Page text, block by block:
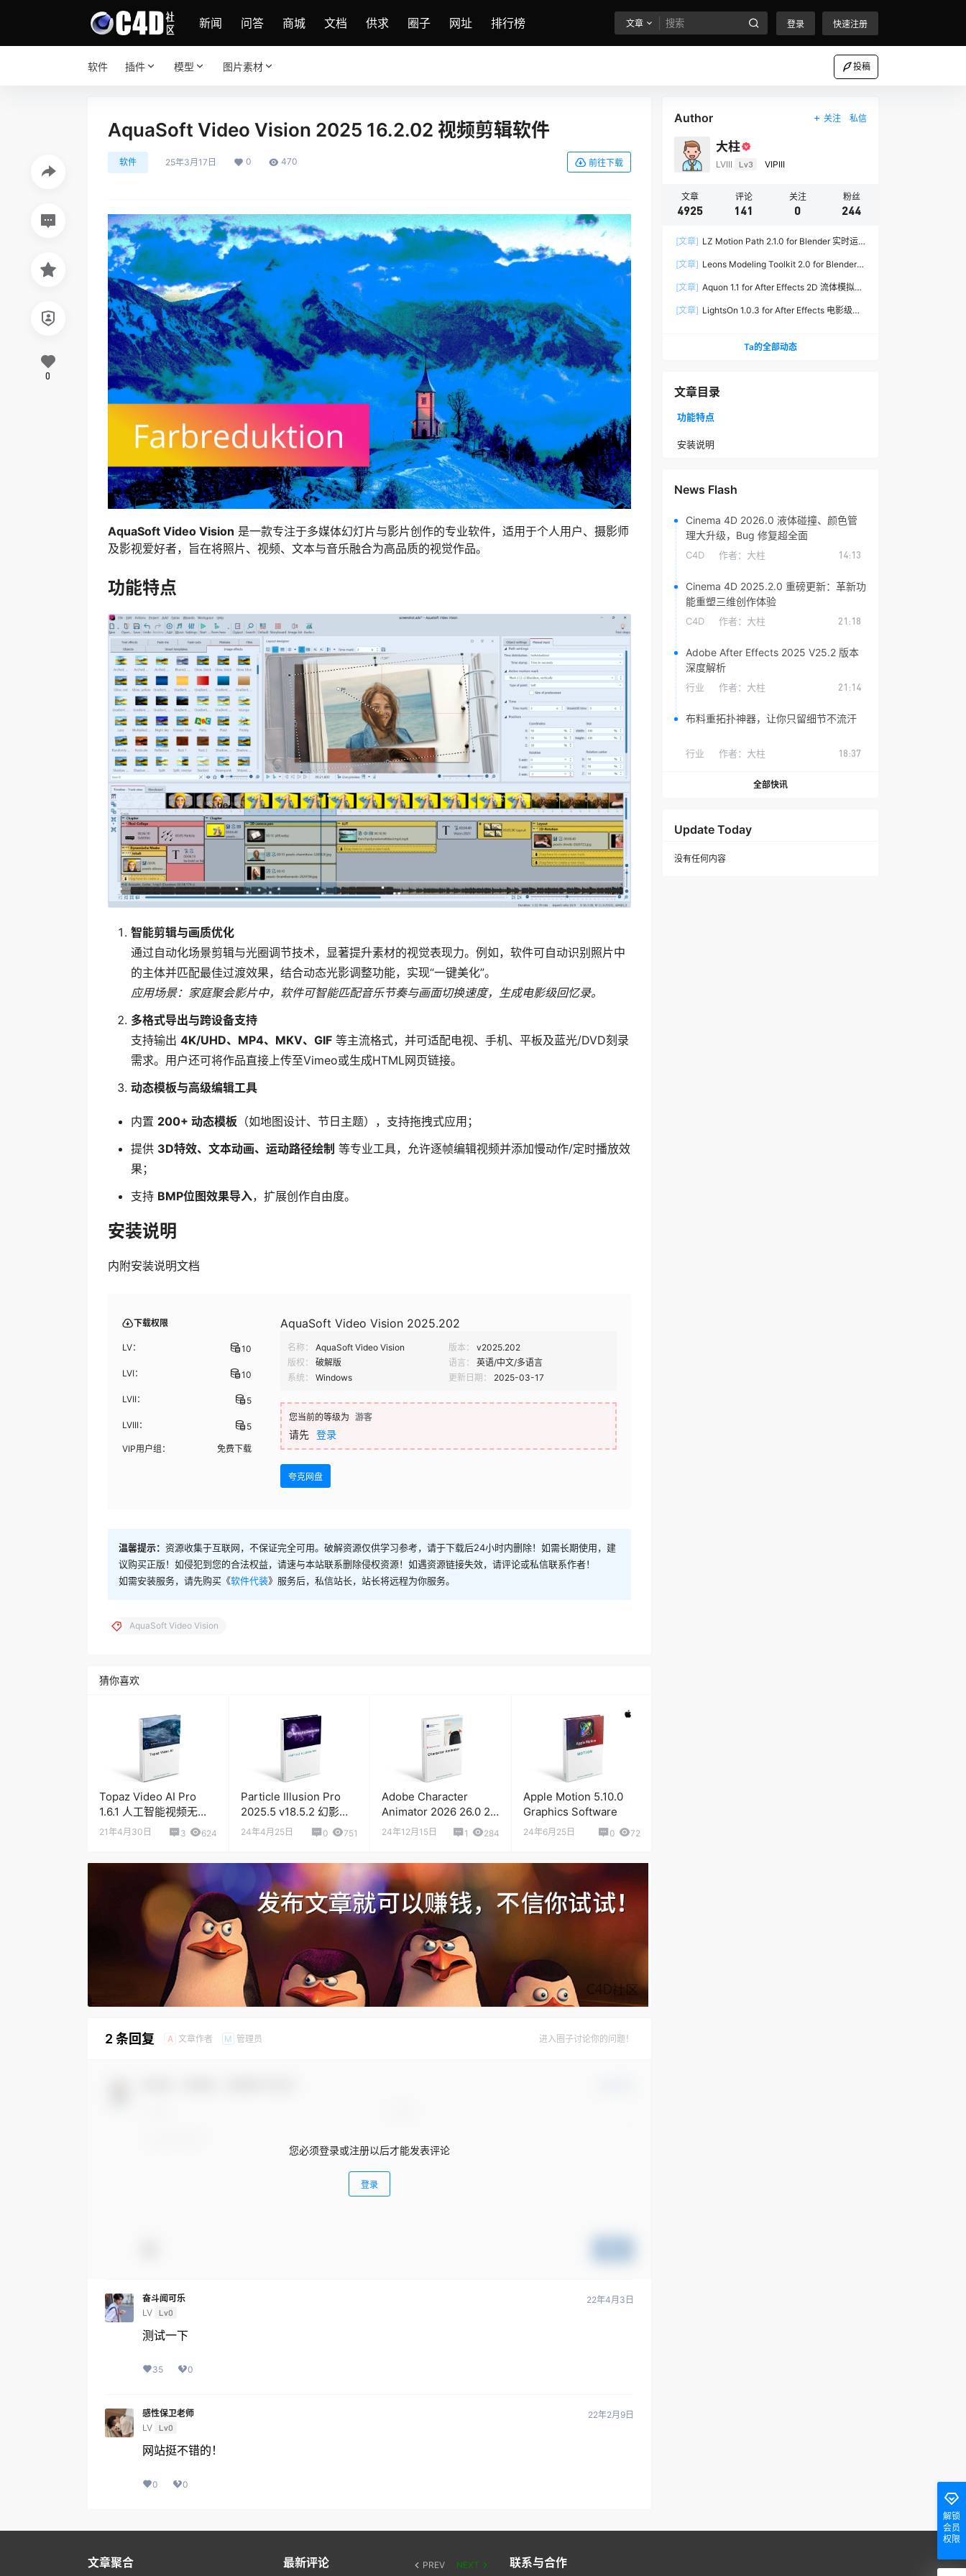
新闻 问答 商城 文档 供求 圈子 网址 排行榜 文章 登录 快速注册
软件 插件 模型 图片素材 投稿
AquaSoft Video Vision 2025 16.2.02 视频剪辑软件
软件 25年3月17日 0 470 前往下载
AquaSoft Video Vision 是一款专注于多媒体幻灯片与影片创作的专业软件，适用于个人用户、摄影师
及影视爱好者，旨在将照片、视频、文本与音乐融合为高品质的视觉作品。
功能特点
智能剪辑与画质优化
通过自动化场景剪辑与光圈调节技术，显著提升素材的视觉表现力。例如，软件可自动识别照片中
的主体并匹配最佳过渡效果，结合动态光影调整功能，实现“一键美化”。
应用场景：家庭聚会影片中，软件可智能匹配音乐节奏与画面切换速度，生成电影级回忆录。
多格式导出与跨设备支持
支持输出 4K/UHD、MP4、MKV、GIF 等主流格式，并可适配电视、手机、平板及蓝光/DVD刻录
需求。用户还可将作品直接上传至Vimeo或生成HTML网页链接。
动态模板与高级编辑工具
内置 200+ 动态模板 （如地图设计、节日主题），支持拖拽式应用；
提供 3D特效、文本动画、运动路径绘制 等专业工具，允许逐帧编辑视频并添加慢动作/定时播放效
果；
支持 BMP位图效果导入，扩展创作自由度。
安装说明
内附安装说明文档
下载权限
LV： 10
LVI： 10
LVII： 5
LVIII： 5
VIP用户组： 免费下载
AquaSoft Video Vision 2025.202
名称： AquaSoft Video Vision 版本：
v2025.202
版权：
破解版 语言：
英语/中文/多语言
系统：
Windows 更新日期： 2025-03-17
您当前的等级为 游客
请先 登录
夸克网盘
温馨提示： 资源收集于互联网，不保证完全可用。破解资源仅供学习参考，请于下载后24小时内删除！如需长期使用，建
议购买正版！如侵犯到您的合法权益，请速与本站联系删除侵权资源！如遇资源链接失效，请评论或私信联系作者！
如需安装服务，请先购买《软件代装》服务后，私信站长，站长将远程为你服务。
0
AquaSoft Video Vision
猜你喜欢
Topaz Video AI Pro
1.6.1 人工智能视频无损
放大软件
21年4月30日 3 624
Particle Illusion Pro
2025.5 v18.5.2 幻影粒
子软件专业版
24年4月25日 0 751
Adobe Character
Animator 2026 26.0 2D
动画制作软件
24年12月15日 1 284
Apple Motion 5.10.0
Graphics Software
24年6月25日 0 72
2 条回复 A 文章作者 M 管理员 进入圈子讨论你的问题！
您必须登录或注册以后才能发表评论
登录
奋斗闻可乐
LV Lv0
22年4月3日
测试一下
35 0
感性保卫老师
LV Lv0
22年2月9日
网站挺不错的！
0 0
Author 关注 私信
大柱
LVIII Lv3 VIPIII
文章
4925
评论
141
关注
0
粉丝
244
[文章] LZ Motion Path 2.1.0 for Blender 实时运
[文章] Leons Modeling Toolkit 2.0 for Blender
[文章] Aquon 1.1 for After Effects 2D 流体模拟插
[文章] LightsOn 1.0.3 for After Effects 电影级镜
Ta的全部动态
文章目录
功能特点
安装说明
News Flash
Cinema 4D 2026.0 液体碰撞、颜色管
理大升级，Bug 修复超全面
C4D 作者： 大柱 14:13
Cinema 4D 2025.2.0 重磅更新：革新功
能重塑三维创作体验
C4D 作者： 大柱 21:18
Adobe After Effects 2025 V25.2 版本
深度解析
行业 作者： 大柱 21:14
布料重拓扑神器，让你只留细节不流汗
行业 作者： 大柱 18:37
全部快讯
Update Today
没有任何内容
解锁
会员
权限
文章聚合 最新评论 PREV NEXT 联系与合作